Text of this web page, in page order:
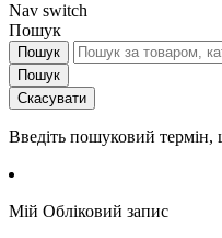
Nav switch
Пошук
Пошук
Пошук
Скасувати
Введіть пошуковий термін,
Мій Обліковий запис